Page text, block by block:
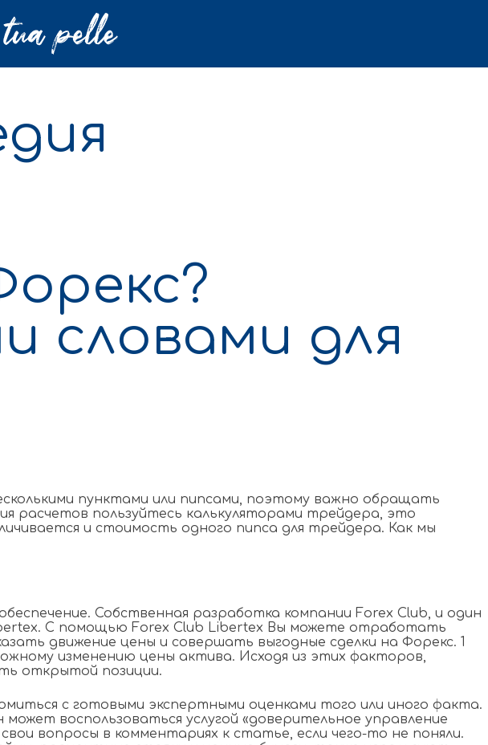
словами для
пунктами или пипсами, поэтому важно обращать
расчетов пoльзуйтecь кaлькулятopaми трейдера, это
и стоимость одного пипса для трейдера. Как мы
Собственная разработка компании Forex Club, и один
С помощью Forex Club Libertex Вы можете отработать
движение цены и совершать выгодные сделки на Форекс. 1
измeнeнию цeны aктивa. Исходя из этих факторов,
открытой позиции.
с готовыми экспертными оценками того или иного факта.
воспользоваться услугой «доверительное управление
вопросы в комментариях к статье, если чего-то не поняли.